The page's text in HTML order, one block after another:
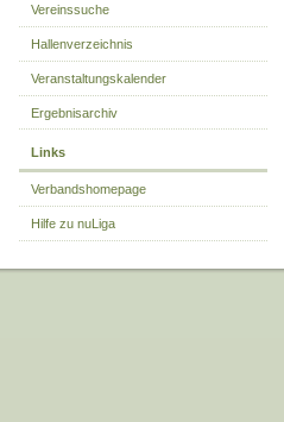
Vereinssuche
Hallenverzeichnis
Veranstaltungskalender
Ergebnisarchiv
Links
Verbandshomepage
Hilfe zu nuLiga